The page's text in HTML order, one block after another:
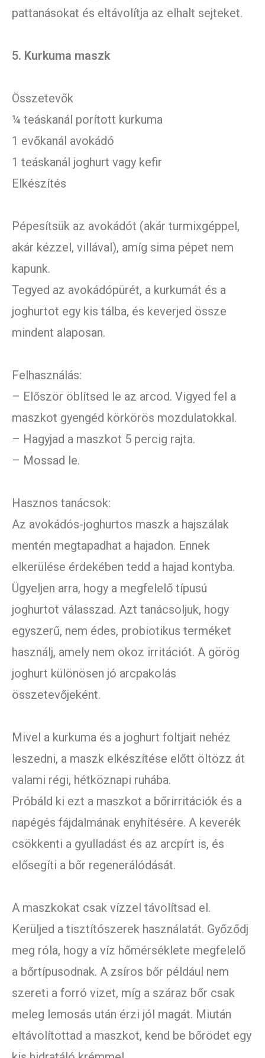
pattanásokat és eltávolítja az elhalt sejteket.
5. Kurkuma maszk
Összetevők
¼ teáskanál porított kurkuma
1 evőkanál avokádó
1 teáskanál joghurt vagy kefir
Elkészítés
Pépesítsük az avokádót (akár turmixgéppel,
akár kézzel, villával), amíg sima pépet nem
kapunk.
Tegyed az avokádópürét, a kurkumát és a
joghurtot egy kis tálba, és keverjed össze
mindent alaposan.
Felhasználás:
– Először öblítsed le az arcod. Vigyed fel a
maszkot gyengéd körkörös mozdulatokkal.
– Hagyjad a maszkot 5 percig rajta.
– Mossad le.
Hasznos tanácsok:
Az avokádós-joghurtos maszk a hajszálak
mentén megtapadhat a hajadon. Ennek
elkerülése érdekében tedd a hajad kontyba.
Ügyeljen arra, hogy a megfelelő típusú
joghurtot válasszad. Azt tanácsoljuk, hogy
egyszerű, nem édes, probiotikus terméket
használj, amely nem okoz irritációt. A görög
joghurt különösen jó arcpakolás
összetevőjeként.
Mivel a kurkuma és a joghurt foltjait nehéz
leszedni, a maszk elkészítése előtt öltözz át
valami régi, hétköznapi ruhába.
Próbáld ki ezt a maszkot a bőrirritációk és a
napégés fájdalmának enyhítésére. A keverék
csökkenti a gyulladást és az arcpírt is, és
elősegíti a bőr regenerálódását.
A maszkokat csak vízzel távolítsad el.
Kerüljed a tisztítószerek használatát. Győződj
meg róla, hogy a víz hőmérséklete megfelelő
a bőrtípusodnak. A zsíros bőr például nem
szereti a forró vizet, míg a száraz bőr csak
meleg lemosás után érzi jól magát. Miután
eltávolítottad a maszkot, kend be bőrödet egy